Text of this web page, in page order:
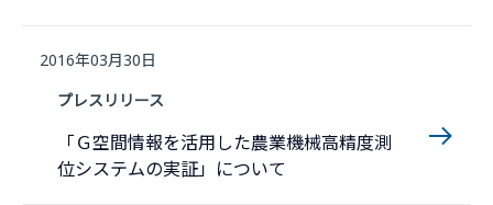
2016年03月30日
プレスリリース
「Ｇ空間情報を活用した農業機械高精度測
位システムの実証」について